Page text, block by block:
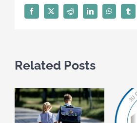
Facebook
X Reddit LinkedInWhatsApp
Related Posts